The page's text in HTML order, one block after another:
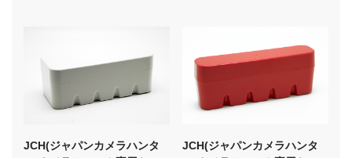
JCH(ジャパンカメラハンタ
JCH(ジャパンカメラハンタ